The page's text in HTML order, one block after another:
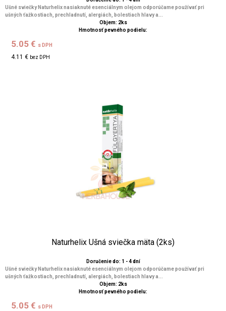
Ušné sviečky Naturhelix nasiaknuté esenciálnym olejom odporúčame používať pri
ušných ťažkostiach, prechladnutí, alergiách, bolestiach hlavy a...
Objem: 2ks
Hmotnosť pevného podielu:
5.05 € s DPH
4.11 € bez DPH
Naturhelix Ušná sviečka mäta (2ks)
Doručenie do: 1 - 4 dní
Ušné sviečky Naturhelix nasiaknuté esenciálnym olejom odporúčame používať pri
ušných ťažkostiach, prechladnutí, alergiách, bolestiach hlavy a...
Objem: 2ks
Hmotnosť pevného podielu:
5.05 € s DPH